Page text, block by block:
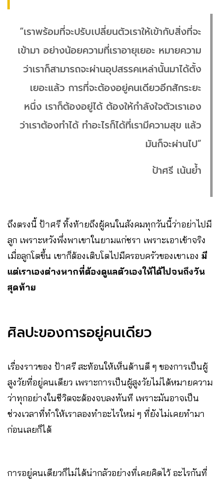
“เราพร้อมที่จะปรับเปลี่ยนตัวเราให้เข้ากับสิ่งที่จะ
เข้ามา อย่างน้อยความที่เราอายุเยอะ หมายความ
ว่าเราก็สามารถจะผ่านอุปสรรคเหล่านั้นมาได้ตั้ง
เยอะแล้ว การที่จะต้องอยู่คนเดียวอีกสักระยะ
หนึ่ง เราก็ต้องอยู่ได้ ต้องให้กำลังใจตัวเราเอง
ว่าเราต้องทำได้ ทำอะไรก็ได้ที่เรามีความสุข แล้ว
มันก็จะผ่านไป”
ป้าศรี เน้นย้ำ
ถึงตรงนี้ ป้าศรี ทิ้งท้ายถึงผู้คนในสังคมทุกวันนี้ว่าอย่าไปมี
ลูก เพราะหวังพึ่งพาเขาในยามแก่ชรา เพราะเอาเข้าจริง
เมื่อลูกโตขึ้น เขาก็ต้องเติบโตไปมีครอบครัวของเขาเอง มี
แต่เราเองต่างหากที่ต้องดูแลตัวเองให้ได้ไปจนถึงวัน
สุดท้าย
ศิลปะของการอยู่คนเดียว
เรื่องราวของ ป้าศรี สะท้อนให้เห็นด้านดี ๆ ของการเป็นผู้
สูงวัยที่อยู่คนเดียว เพราะการเป็นผู้สูงวัยไม่ได้หมายความ
ว่าทุกอย่างในชีวิตจะต้องจบลงทันที เพราะมันอาจเป็น
ช่วงเวลาที่ทำให้เราลองทำอะไรใหม่ ๆ ที่ยังไม่เคยทำมา
ก่อนเลยก็ได้
การอยู่คนเดียวก็ไม่ได้น่ากลัวอย่างที่เคยคิดไว้ อะไรกันที่